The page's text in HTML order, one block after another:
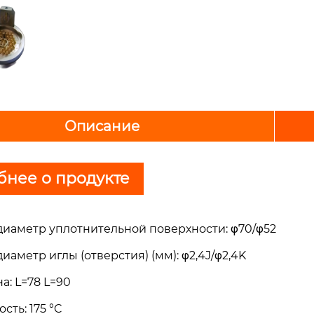
Описание
о продукте
уплотнительной поверхности: φ70/φ52
иглы (отверстия) (мм): φ2,4J/φ2,4K
L=78 L=90
175 °C